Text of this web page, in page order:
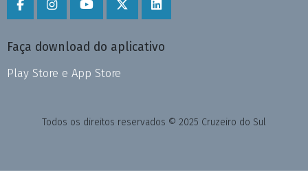
Faça download do aplicativo
Play Store e App Store
Todos os direitos reservados © 2025 Cruzeiro do Sul